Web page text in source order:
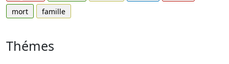
mort
famille
Thémes